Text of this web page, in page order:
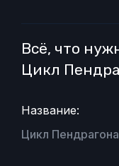
Всё, что
Цикл
Название:
Цикл